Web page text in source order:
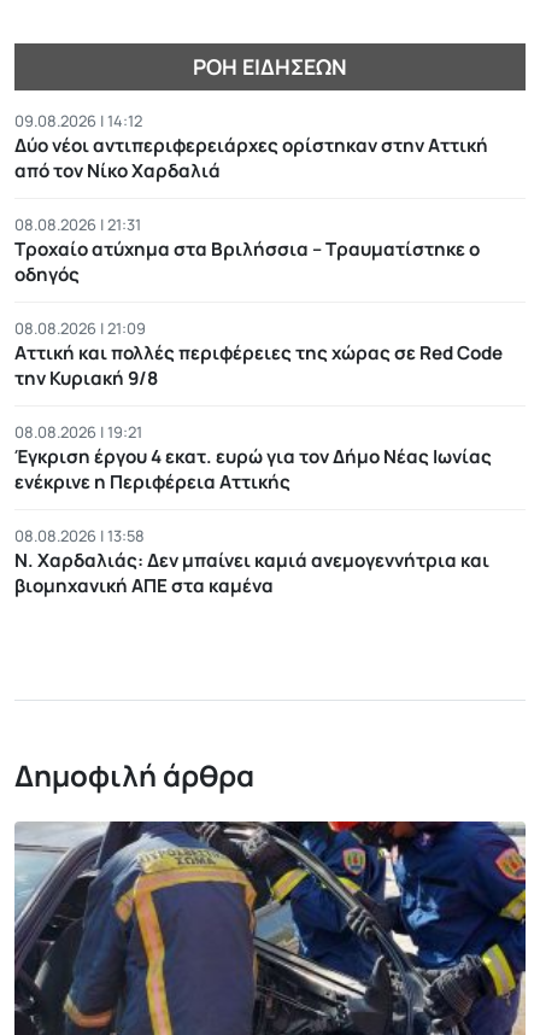
ΡΟΉ ΕΙΔΉΣΕΩΝ
09.08.2026 | 14:12
Δύο νέοι αντιπεριφερειάρχες ορίστηκαν στην Αττική
από τον Νίκο Χαρδαλιά
08.08.2026 | 21:31
Τροχαίο ατύχημα στα Βριλήσσια – Τραυματίστηκε ο
οδηγός
08.08.2026 | 21:09
Αττική και πολλές περιφέρειες της χώρας σε Red Code
την Κυριακή 9/8
08.08.2026 | 19:21
Έγκριση έργου 4 εκατ. ευρώ για τον Δήμο Νέας Ιωνίας
ενέκρινε η Περιφέρεια Αττικής
08.08.2026 | 13:58
Ν. Χαρδαλιάς: Δεν μπαίνει καμιά ανεμογεννήτρια και
βιομηχανική ΑΠΕ στα καμένα
Δημοφιλή άρθρα